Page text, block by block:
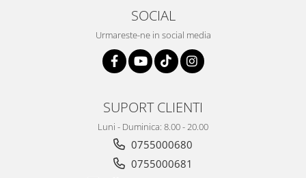
SOCIAL
Urmareste-ne in social media
SUPORT CLIENTI
Luni - Duminica: 8.00 - 20.00
0755000680
0755000681